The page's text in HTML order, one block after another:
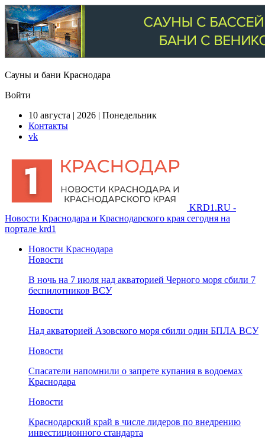
Сауны и бани Краснодара
Войти
10 августа | 2026 | Понедельник
Контакты
vk
KRD1.RU -
Новости Краснодара и Краснодарского края сегодня на
портале krd1
Новости Краснодара
Новости
В ночь на 7 июля над акваторией Черного моря сбили 7
беспилотников ВСУ
Новости
Над акваторией Азовского моря сбили один БПЛА ВСУ
Новости
Спасатели напомнили о запрете купания в водоемах
Краснодара
Новости
Краснодарский край в числе лидеров по внедрению
инвестиционного стандарта